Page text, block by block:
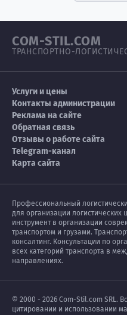
COM-STIL.COM
ТРАНСПОРТНО-
Услуги и цены
Контакты администрации
Реклама на сайте
Обратная связь
Отзывы о работе сайта
Telegram-канал
Карта сайта
Профессиональный
для организации логистических
инструмент в организации
транспортом и грузами.
консалтинг. Консультации по
всех категорий транспорта в
направлениях.
© 2000 - 2026 Com-Stil.com SRL.
цитировании и использовании